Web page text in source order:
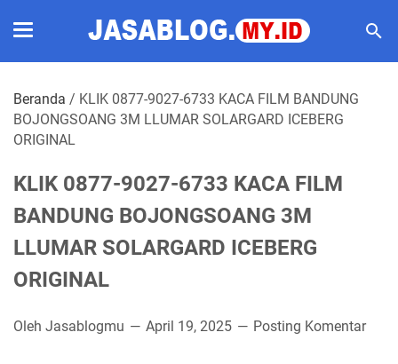
Beranda / KLIK 0877-9027-6733 KACA FILM BANDUNG
BOJONGSOANG 3M LLUMAR SOLARGARD ICEBERG
ORIGINAL
KLIK 0877-9027-6733 KACA FILM
BANDUNG BOJONGSOANG 3M
LLUMAR SOLARGARD ICEBERG
ORIGINAL
Oleh Jasablogmu April 19, 2025 Posting Komentar